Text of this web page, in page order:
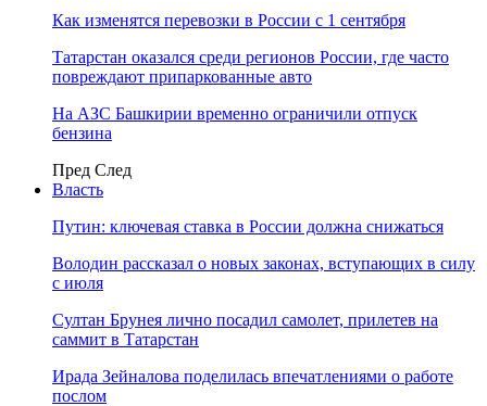
Как изменятся перевозки в России с 1 сентября
Татарстан оказался среди регионов России, где часто
повреждают припаркованные авто
На АЗС Башкирии временно ограничили отпуск
бензина
Пред След
Власть
Путин: ключевая ставка в России должна снижаться
Володин рассказал о новых законах, вступающих в силу
с июля
Султан Брунея лично посадил самолет, прилетев на
саммит в Татарстан
Ирада Зейналова поделилась впечатлениями о работе
послом